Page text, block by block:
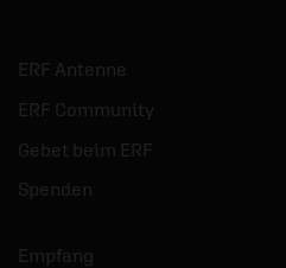
ERF Antenne
ERF Community
Gebet beim ERF
Spenden
Empfang